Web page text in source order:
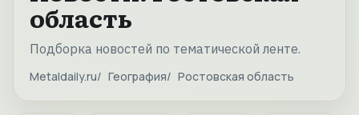
область
Подборка новостей по тематической ленте.
Metaldaily.ru География Ростовская область